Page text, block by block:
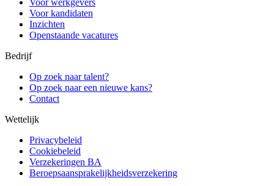
Voor kandidaten
Inzichten
Openstaande vacatures
Bedrijf
Op zoek naar talent?
Op zoek naar een nieuwe kans?
Contact
Wettelijk
Privacybeleid
Cookiebeleid
Verzekeringen BA
Beroepsaansprakelijkheidsverzekering